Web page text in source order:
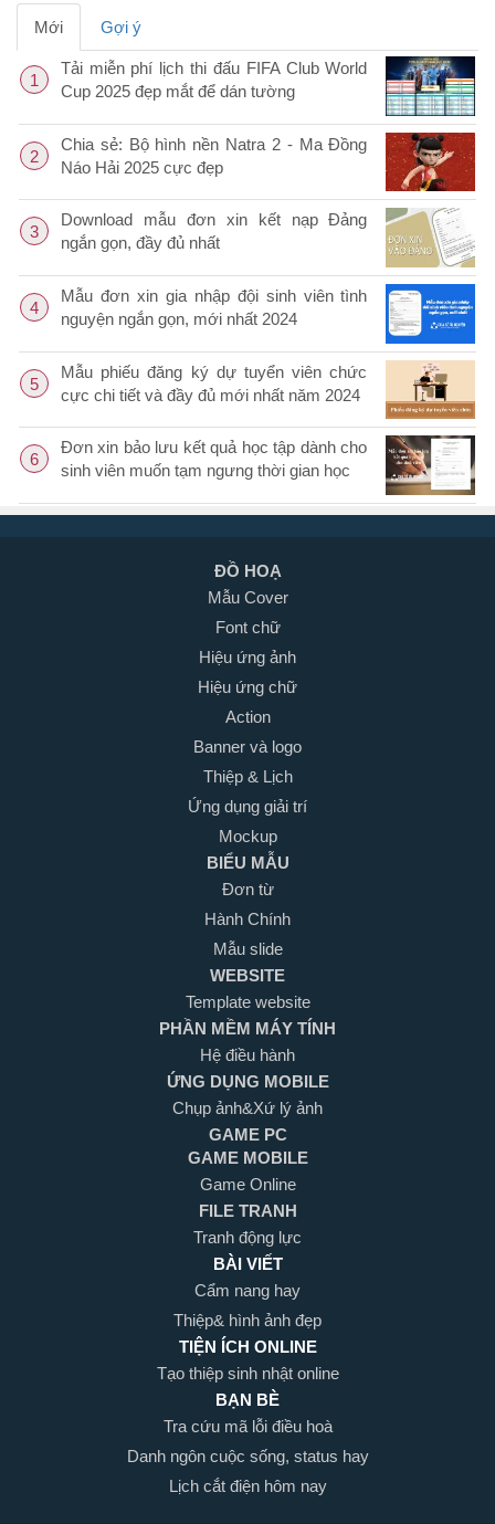
Mới Gợi ý
1
Tải miễn phí lịch thi đấu FIFA Club World
Cup 2025 đẹp mắt để dán tường
2
Chia sẻ: Bộ hình nền Natra 2 - Ma Đồng
Náo Hải 2025 cực đẹp
3
Download mẫu đơn xin kết nạp Đảng
ngắn gọn, đầy đủ nhất
4
Mẫu đơn xin gia nhập đội sinh viên tình
nguyện ngắn gọn, mới nhất 2024
5
Mẫu phiếu đăng ký dự tuyển viên chức
cực chi tiết và đầy đủ mới nhất năm 2024
6
Đơn xin bảo lưu kết quả học tập dành cho
sinh viên muốn tạm ngưng thời gian học
ĐỒ HOẠ
Mẫu Cover
Font chữ
Hiệu ứng ảnh
Hiệu ứng chữ
Action
Banner và logo
Thiệp & Lịch
Ứng dụng giải trí
Mockup
BIỂU MẪU
Đơn từ
Hành Chính
Mẫu slide
WEBSITE
Template website
PHẦN MỀM MÁY TÍNH
Hệ điều hành
ỨNG DỤNG MOBILE
Chụp ảnh&Xứ lý ảnh
GAME PC
GAME MOBILE
Game Online
FILE TRANH
Tranh động lực
BÀI VIẾT
Cẩm nang hay
Thiệp& hình ảnh đẹp
TIỆN ÍCH ONLINE
Tạo thiệp sinh nhật online
BẠN BÈ
Tra cứu mã lỗi điều hoà
Danh ngôn cuộc sống, status hay
Lịch cắt điện hôm nay